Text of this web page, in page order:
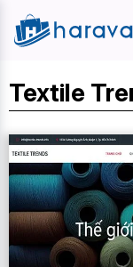
Textile